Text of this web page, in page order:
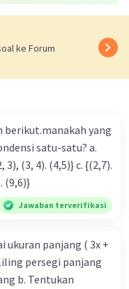
ke Forum
berikut.manakah yang
9). (9,6)}
Jawaban terverifikasi
ukuran panjang ( 3x +
persegi panjang
b. Tentukan